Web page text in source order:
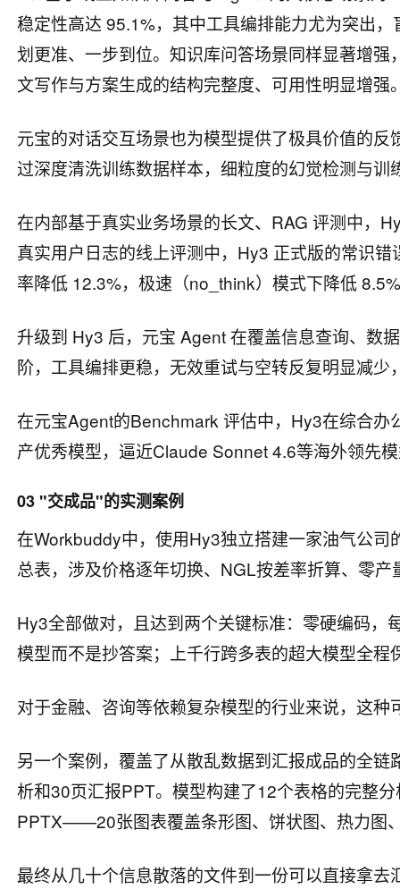
稳定性高达 95.1%，其中工具编排能力尤为突出
划更准、一步到位。知识库问答场景同样显著增
文写作与方案生成的结构完整度、可用性明显增强
元宝的对话交互场景也为模型提供了极具价值的
过深度清洗训练数据样本，细粒度的幻觉检测与
在内部基于真实业务场景的长文、RAG 评测中，
真实用户日志的线上评测中，Hy3 正式版的常识
率降低 12.3%，极速（no_think）模式下降低
升级到 Hy3 后，元宝 Agent 在覆盖信息查询、数
阶，工具编排更稳，无效重试与空转反复明显减
在元宝Agent的Benchmark 评估中，Hy3在综合
产优秀模型，逼近Claude Sonnet 4.6等海外领先
03 "交成品"的实测案例
在Workbuddy中，使用Hy3独立搭建一家油气公
总表，涉及价格逐年切换、NGL按差率折算、零
Hy3全部做对，且达到两个关键标准：零硬编码
模型而不是抄答案；上千行跨多表的超大模型全
对于金融、咨询等依赖复杂模型的行业来说，这
另一个案例，覆盖了从散乱数据到汇报成品的全
析和30页汇报PPT。模型构建了12个表格的完整
PPTX——20张图表覆盖条形图、饼状图、热力图
最终从几十个信息散落的文件到一份可以直接拿